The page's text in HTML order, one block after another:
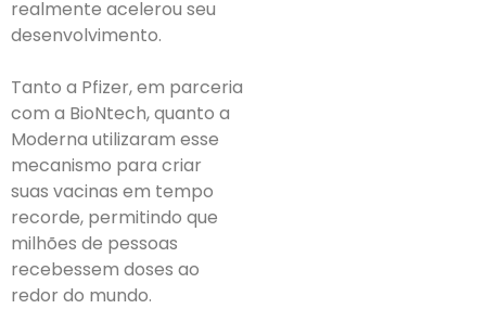
realmente acelerou seu
desenvolvimento.
Tanto a Pfizer, em parceria
com a BioNtech, quanto a
Moderna utilizaram esse
mecanismo para criar
suas vacinas em tempo
recorde, permitindo que
milhões de pessoas
recebessem doses ao
redor do mundo.